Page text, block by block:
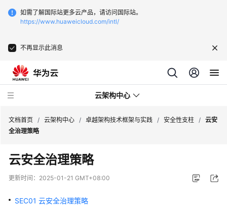
如需了解国际站更多云产品，请访问国际站。
https://www.huaweicloud.com/intl/
不再显示此消息
云架构中心
越
架
技
文档首页 / 云架构中心 / 卓越架构技术框架与实践 / 安全性支柱 / 云安
全治理策略
云安全治理策略
更新时间： 2025-01-21 GMT+08:00
SEC01 云安全治理策略